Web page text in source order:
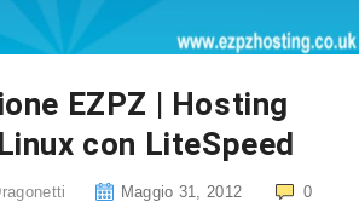
EZPZ | Hosting
con LiteSpeed
Maggio 31, 2012 0